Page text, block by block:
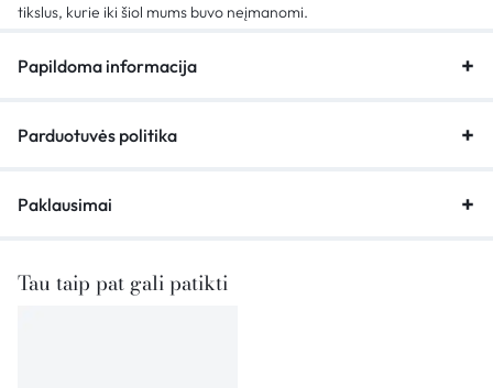
tikslus, kurie iki šiol mums buvo neįmanomi.
Papildoma informacija
Parduotuvės politika
Paklausimai
Tau taip pat gali patikti